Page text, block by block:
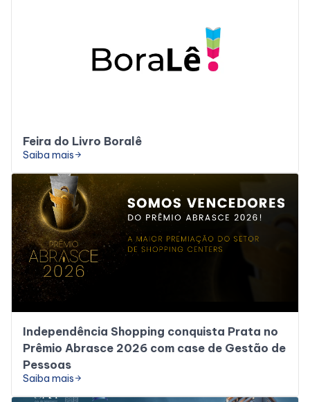
Feira do Livro Boralê
Saiba mais arrow_forward
Independência Shopping conquista Prata no
Prêmio Abrasce 2026 com case de Gestão de
Pessoas
Saiba mais arrow_forward